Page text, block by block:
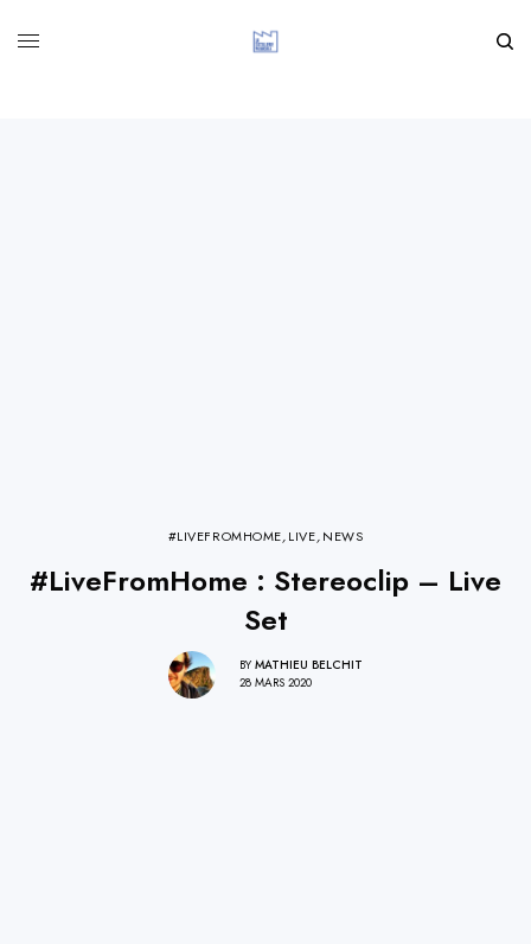
#LIVEFROMHOME,LIVE,NEWS
#LiveFromHome : Stereoclip – Live
Set
BY MATHIEU BELCHIT
28 MARS 2020